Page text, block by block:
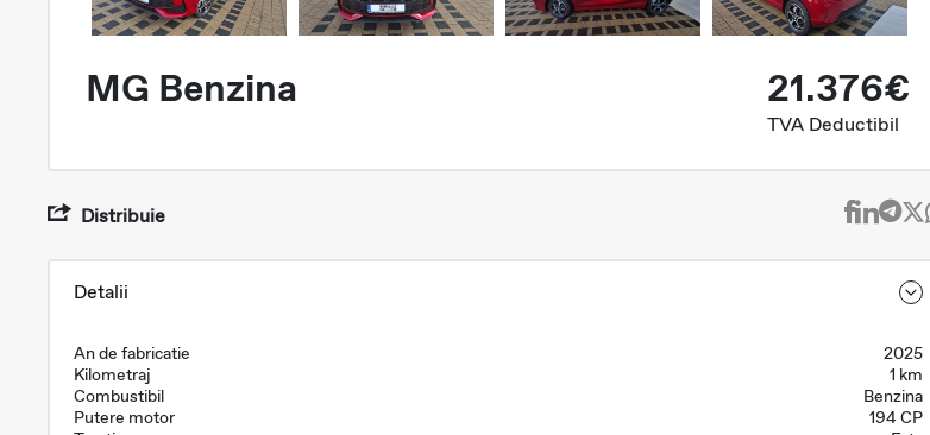
MG Benzina 21.376€
TVA Deductibil
Distribuie
Detalii
An de fabricatie
2025
Kilometraj
1 km
Combustibil
Benzina
Putere motor
194 CP